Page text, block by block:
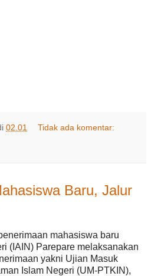
02.01 Tidak ada komentar:
Baru, Jalur
mahasiswa baru
(IAIN) Parepare melaksanakan
yakni Ujian Masuk
Islam Negeri (UM-PTKIN),